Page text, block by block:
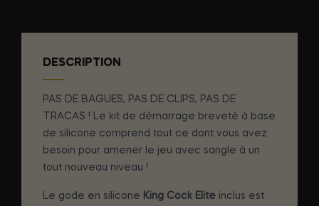
DESCRIPTION
PAS DE BAGUES, PAS DE CLIPS, PAS DE
TRACAS ! Le kit de démarrage breveté à base
de silicone comprend tout ce dont vous avez
besoin pour amener le jeu avec sangle à un
tout nouveau niveau !
Le gode en silicone King Cock Elite inclus est